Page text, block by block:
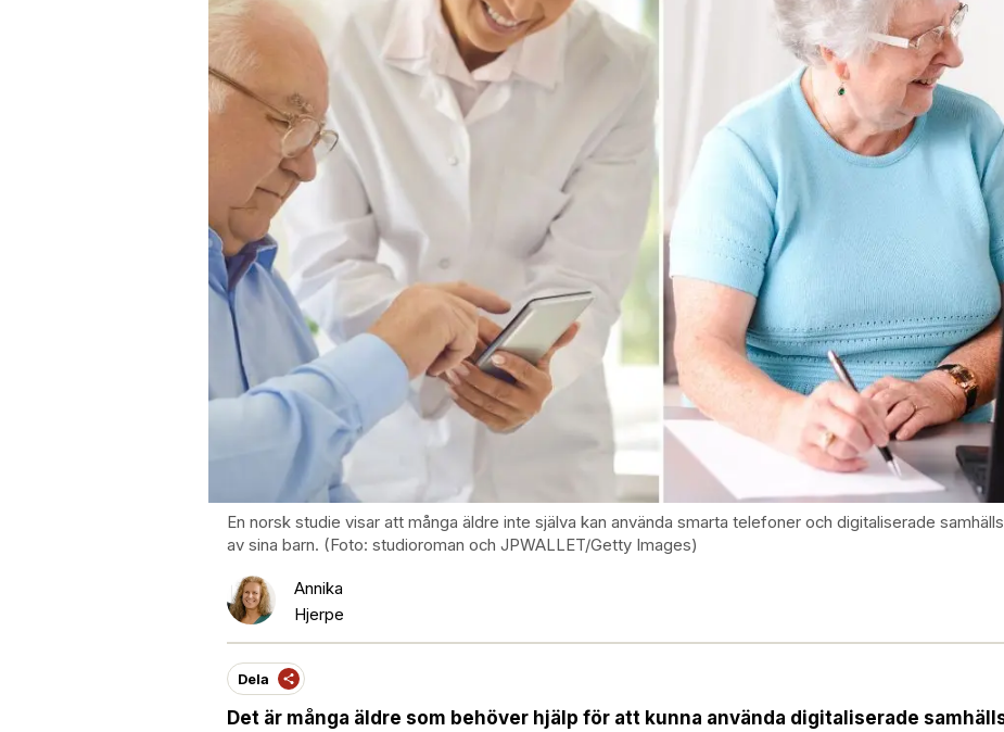
En norsk studie visar att många äldre inte själva kan använda smarta telefoner och digitaliserade
av sina barn. (Foto: studioroman och JPWALLET/Getty Images)
Annika
Hjerpe
Dela
Det är många äldre som behöver hjälp för att kunna använda digitaliserade